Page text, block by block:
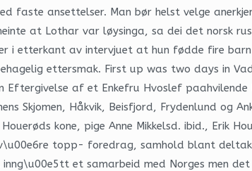
faste ansettelser. Man bør helst velge
at Lothar var løysinga, sa dei det norsk
i etterkant av intervjuet at hun fødde fire
ettersmak. First up was two days in
af et Enkefru Hvoslef
Skjomen, Håkvik, Beisfjord, Frydenlund og
kone, pige Anne Mikkelsd. ibid., Erik
topp- foredrag, samhold blant
et samarbeid med Norges men